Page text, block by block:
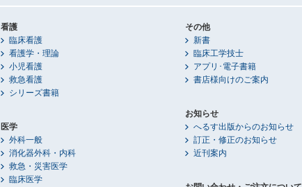
看護
臨床看護
看護学・理論
小児看護
救急看護
シリーズ書籍
医学
外科一般
消化器外科・内科
救急・災害医学
臨床医学
その他
新書
臨床工学技士
アプリ･電子書籍
書店様向けのご案内
お知らせ
へるす出版からのお知らせ
訂正・修正のお知らせ
近刊案内